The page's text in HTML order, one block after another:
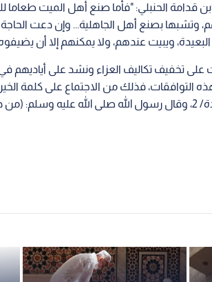
ابن قدامة الحنبلي: "فأما صنع أهل الميت
بصنع أهل الجاهلية... وإن دعت الحاجة
ويبيت عندهم، ولا يمكنهم إلا أن يضيفوه"
على تخفيف تكاليف العزاء ونشد على أياديهم
التوافقات، فذلك من الاجتماع على كلمة
(وتعاونوا على البر والتقوى) المائدة/ 2، وقال رسول الله صلى